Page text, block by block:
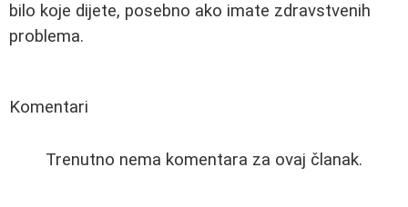
bilo koje dijete, posebno ako imate zdravstvenih
problema.
Komentari
Trenutno nema komentara za ovaj članak.